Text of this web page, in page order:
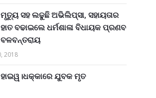
ମୃତ୍ୟୁ ସହ ଲଢୁଛି ଅଭିଲିପ୍ସା, ସହାୟତାର
ହାତ ବଢାଇଲେ ଧର୍ମଶାଳା ବିଧାୟକ ପ୍ରଣବ
ବଳବନ୍ତରାୟ
2018
ହାଇୱ।ଧକ୍କାରେ ଯୁବକ ମୃତ